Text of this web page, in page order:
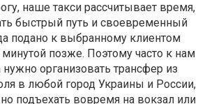
наше такси рассчитывает время,
быстрый путь и своевременный
подано к выбранному клиентом
позже. Поэтому часто к нам
организовать трансфер из
в любой город Украины и России,
подъехать вовремя на вокзал или